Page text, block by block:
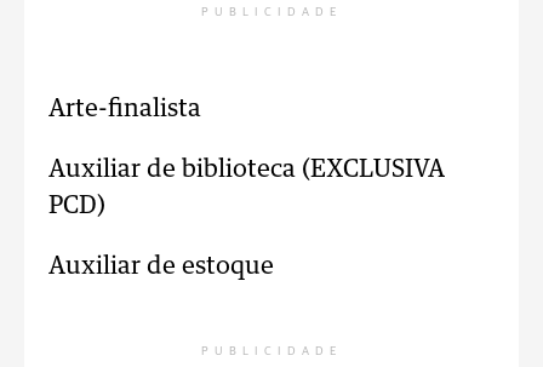
PUBLICIDADE
Arte-finalista
Auxiliar de biblioteca (EXCLUSIVA
PCD)
Auxiliar de estoque
PUBLICIDADE